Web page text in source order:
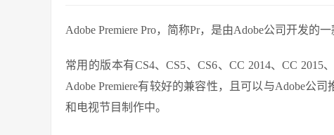
Adobe Premiere Pro，简称Pr，是由Adobe公司开发的
常用的版本有CS4、CS5、CS6、CC 2014、CC 2015
Adobe Premiere有较好的兼容性，且可以与Adobe公
和电视节目制作中。